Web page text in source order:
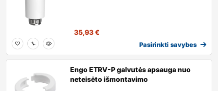
35,93€
Pasirinkti savybes
Engo ETRV-P galvutės apsauga nuo
neteisėto išmontavimo